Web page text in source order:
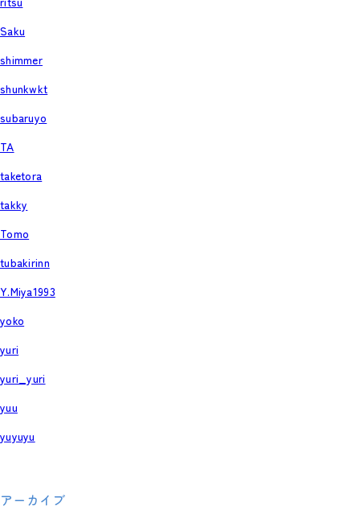
Saku
shimmer
shunkwkt
subaruyo
TA
taketora
takky
Tomo
tubakirinn
Y.Miya1993
yoko
yuri
yuri_yuri
yuu
yuyuyu
アーカイブ